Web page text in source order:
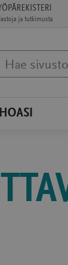
Hae
ja tutkimusta